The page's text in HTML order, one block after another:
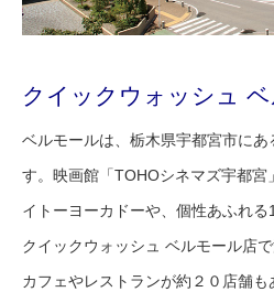
クイックウォッシュ
ベルモールは、栃木県宇都宮市に
す。映画館「TOHOシネマズ宇都宮
イトーヨーカドーや、個性あふれる
クイックウォッシュ ベルモール店
カフェやレストランが約２０店舗